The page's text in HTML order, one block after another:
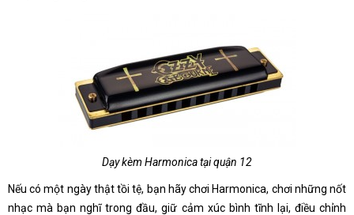
Dạy kèm Harmonica tại quận 12
Nếu có một ngày thật tồi tệ, bạn hãy chơi Harmonica, chơi những nốt
nhạc mà bạn nghĩ trong đầu, giữ cảm xúc bình tĩnh lại, điều chỉnh